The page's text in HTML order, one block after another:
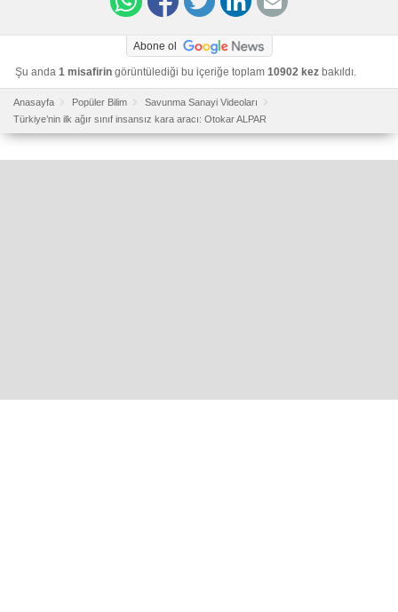
Abone ol
Şu anda 1 misafirin görüntülediği bu içeriğe toplam 10902 kez bakıldı.
Anasayfa Popüler Bilim
Savunma Sanayi Videoları
Türkiye’nin ilk ağır sınıf insansız kara aracı: Otokar ALPAR